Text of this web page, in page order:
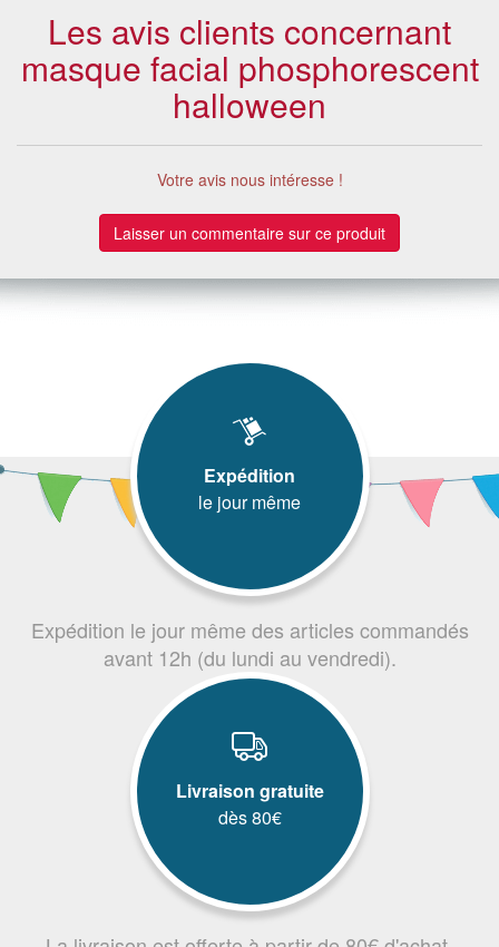
Les avis clients concernant
masque facial phosphorescent
halloween
Votre avis nous intéresse !
Laisser un commentaire sur ce produit
Expédition
le jour même
Expédition le jour même des articles commandés
avant 12h (du lundi au vendredi).
Livraison gratuite
dès 80€